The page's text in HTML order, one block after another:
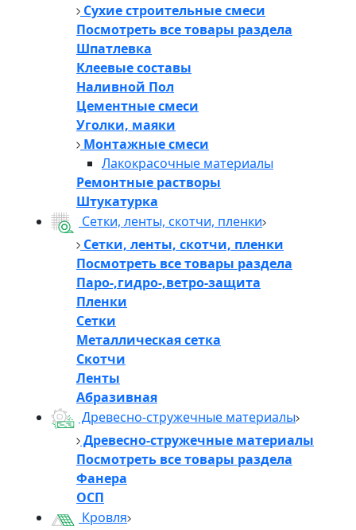
Сухие строительные смеси
Посмотреть все товары раздела
Шпатлевка
Клеевые составы
Наливной Пол
Цементные смеси
Уголки, маяки
Монтажные смеси
Лакокрасочные материалы
Ремонтные растворы
Штукатурка
Сетки, ленты, скотчи, пленки
Сетки, ленты, скотчи, пленки
Посмотреть все товары раздела
Паро-,гидро-,ветро-защита
Пленки
Сетки
Металлическая сетка
Скотчи
Ленты
Абразивная
Древесно-стружечные материалы
Древесно-стружечные материалы
Посмотреть все товары раздела
Фанера
ОСП
Кровля